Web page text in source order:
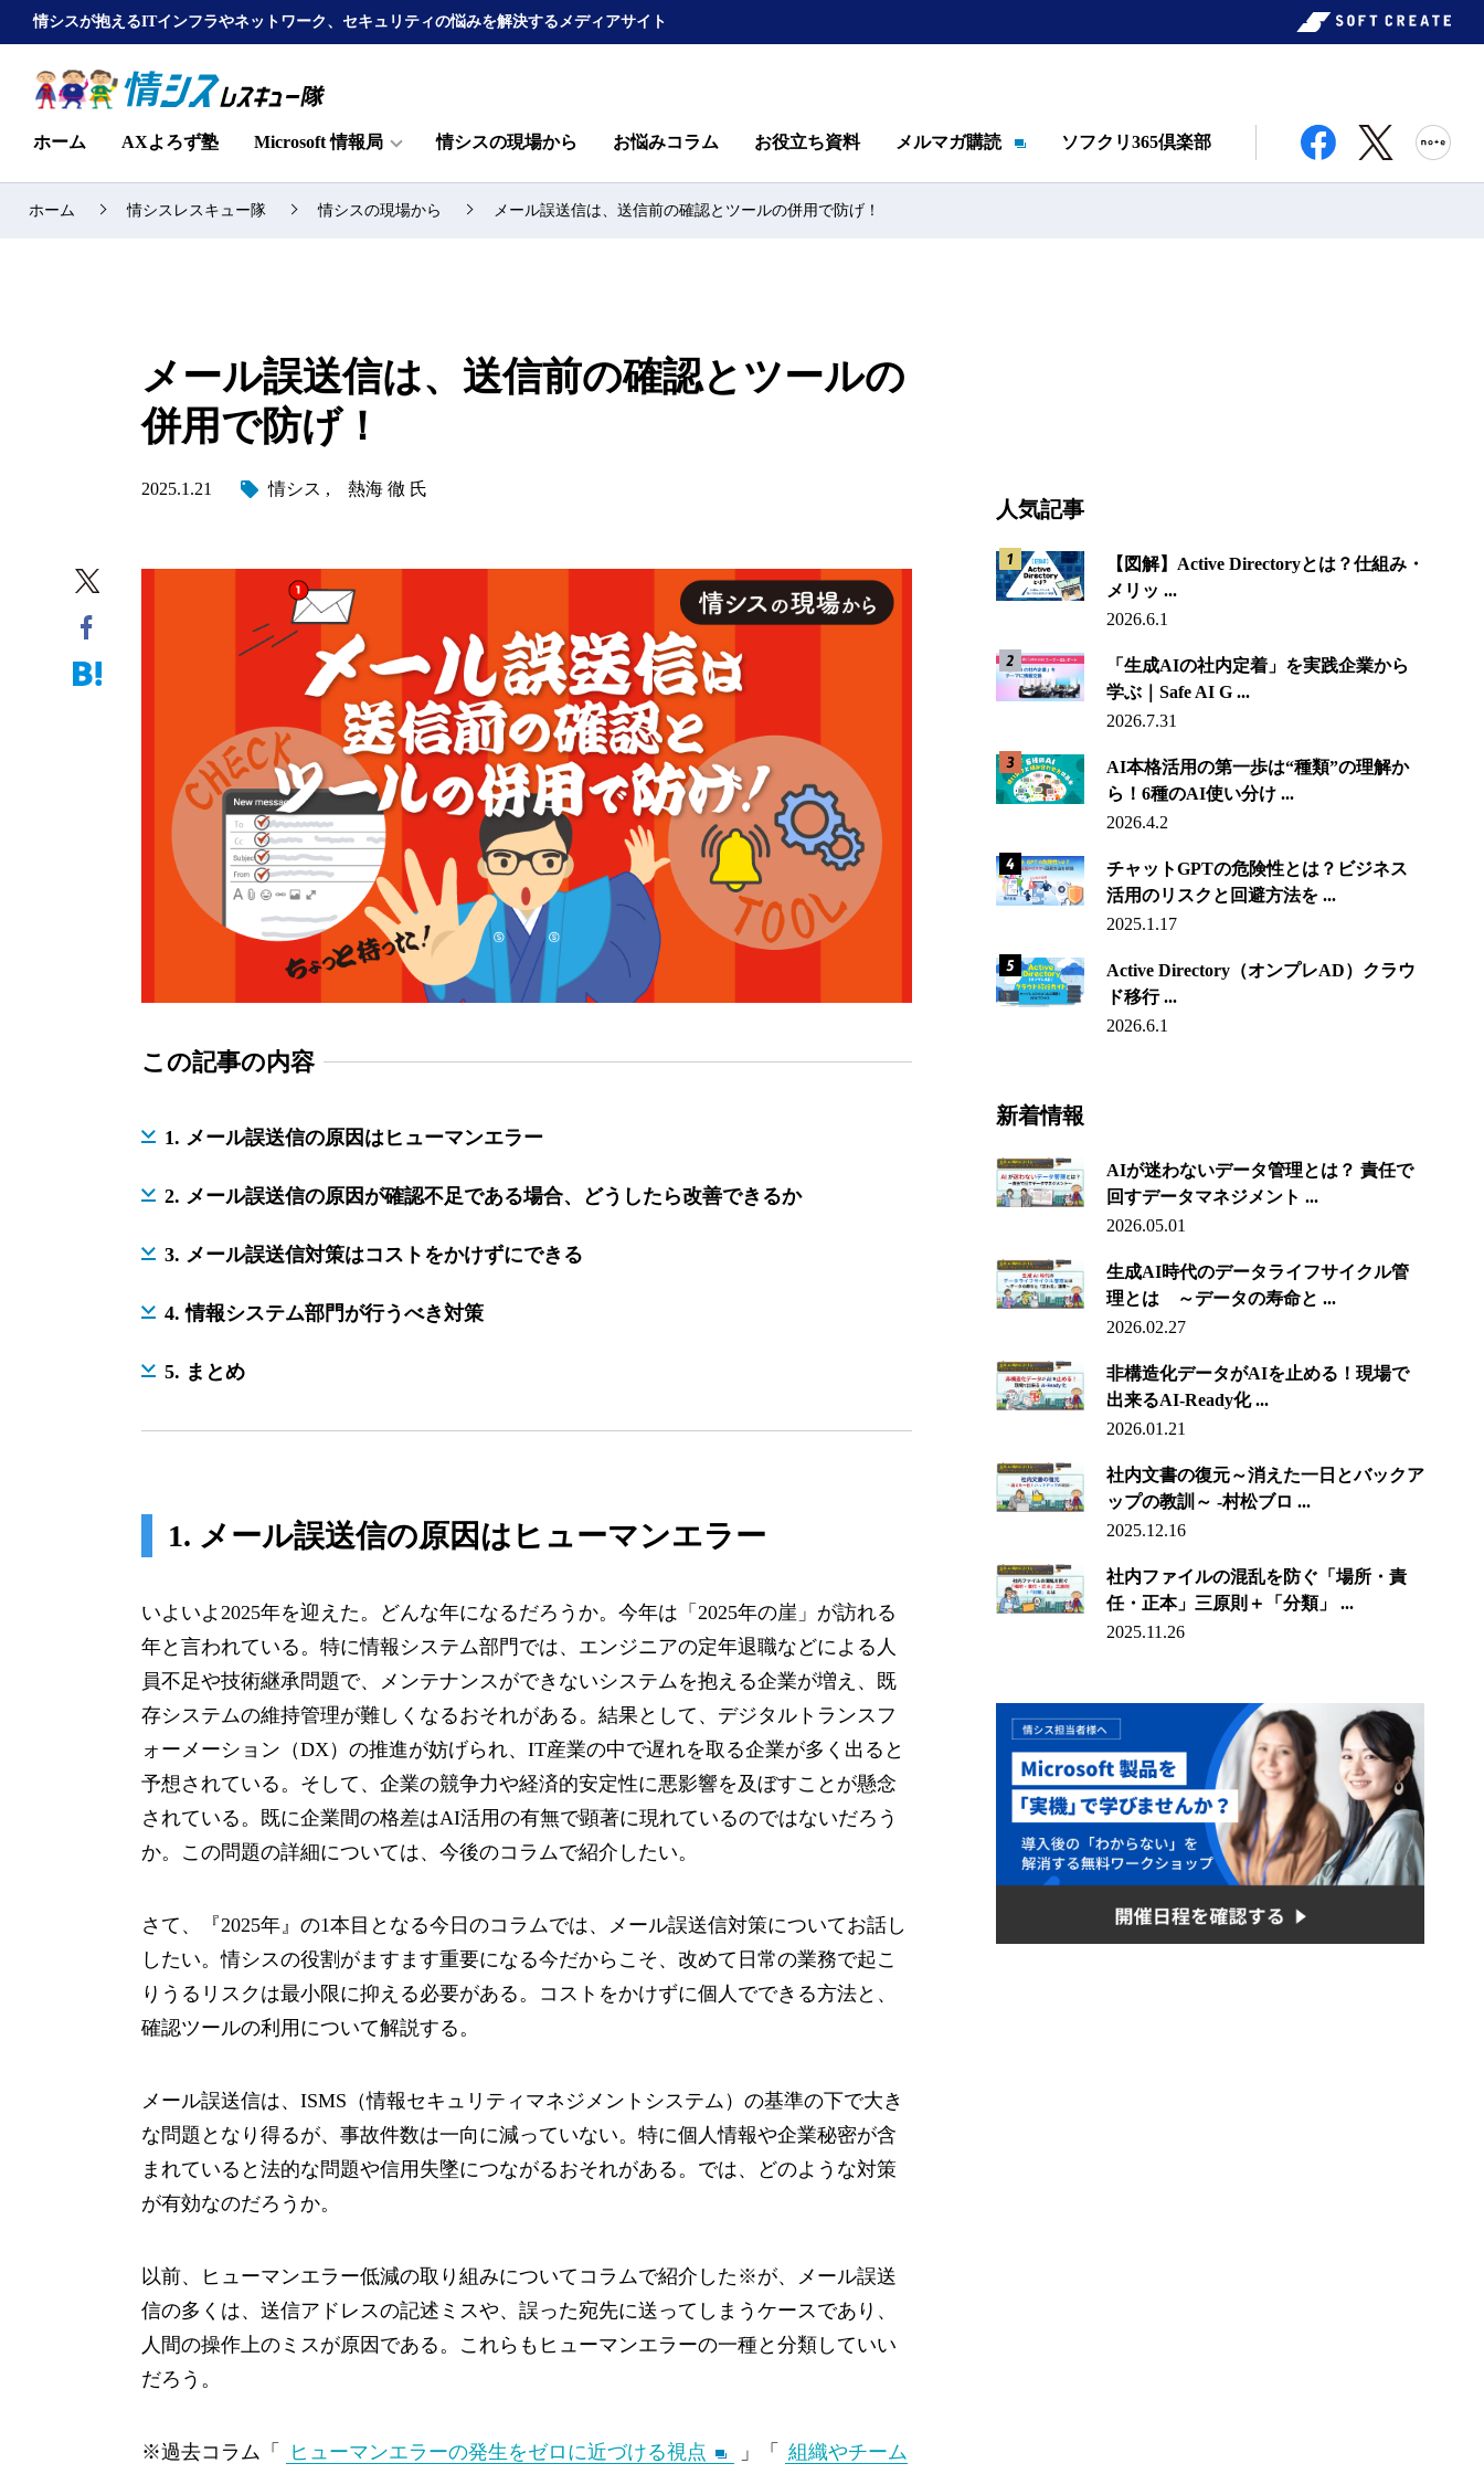
情シスが抱えるITインフラやネットワーク、セキュリティの悩みを解決するメディアサイト
ホーム AXよろず塾 Microsoft 情報局 情シスの現場から お悩みコラム お役立ち資料 メルマガ購読 ソフクリ365倶楽部
ホーム 情シスレスキュー隊 情シスの現場から メール誤送信は、送信前の確認とツールの併用で防げ！
メール誤送信は、送信前の確認とツールの
併用で防げ！
2025.1.21 情シス 熱海 徹 氏
この記事の内容
1. メール誤送信の原因はヒューマンエラー
2. メール誤送信の原因が確認不足である場合、どうしたら改善できるか
3. メール誤送信対策はコストをかけずにできる
4. 情報システム部門が行うべき対策
5. まとめ
1. メール誤送信の原因はヒューマンエラー
いよいよ2025年を迎えた。どんな年になるだろうか。今年は「2025年の崖」が訪れる
年と言われている。特に情報システム部門では、エンジニアの定年退職などによる人
員不足や技術継承問題で、メンテナンスができないシステムを抱える企業が増え、既
存システムの維持管理が難しくなるおそれがある。結果として、デジタルトランスフ
ォーメーション（DX）の推進が妨げられ、IT産業の中で遅れを取る企業が多く出ると
予想されている。そして、企業の競争力や経済的安定性に悪影響を及ぼすことが懸念
されている。既に企業間の格差はAI活用の有無で顕著に現れているのではないだろう
か。この問題の詳細については、今後のコラムで紹介したい。
さて、『2025年』の1本目となる今日のコラムでは、メール誤送信対策についてお話し
したい。情シスの役割がますます重要になる今だからこそ、改めて日常の業務で起こ
りうるリスクは最小限に抑える必要がある。コストをかけずに個人でできる方法と、
確認ツールの利用について解説する。
メール誤送信は、ISMS（情報セキュリティマネジメントシステム）の基準の下で大き
な問題となり得るが、事故件数は一向に減っていない。特に個人情報や企業秘密が含
まれていると法的な問題や信用失墜につながるおそれがある。では、どのような対策
が有効なのだろうか。
以前、ヒューマンエラー低減の取り組みについてコラムで紹介した※が、メール誤送
信の多くは、送信アドレスの記述ミスや、誤った宛先に送ってしまうケースであり、
人間の操作上のミスが原因である。これらもヒューマンエラーの一種と分類していい
だろう。
※過去コラム「 ヒューマンエラーの発生をゼロに近づける視点 」「 組織やチーム
人気記事
【図解】Active Directoryとは？仕組み・
メリッ ...
2026.6.1
「生成AIの社内定着」を実践企業から
学ぶ｜Safe AI G ...
2026.7.31
AI本格活用の第一歩は“種類”の理解か
ら！6種のAI使い分け ...
2026.4.2
チャットGPTの危険性とは？ビジネス
活用のリスクと回避方法を ...
2025.1.17
Active Directory（オンプレAD）クラウ
ド移行 ...
2026.6.1
新着情報
AIが迷わないデータ管理とは？ 責任で
回すデータマネジメント ...
2026.05.01
生成AI時代のデータライフサイクル管
理とは ～データの寿命と ...
2026.02.27
非構造化データがAIを止める！現場で
出来るAI-Ready化 ...
2026.01.21
社内文書の復元～消えた一日とバックア
ップの教訓～ -村松ブロ ...
2025.12.16
社内ファイルの混乱を防ぐ「場所・責
任・正本」三原則＋「分類」 ...
2025.11.26